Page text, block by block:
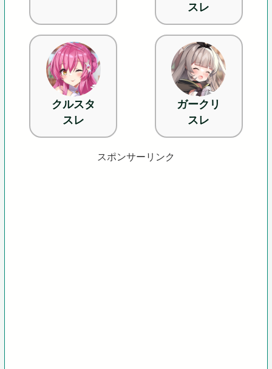
スレ
クルスタ
スレ
ガークリ
スレ
スポンサーリンク